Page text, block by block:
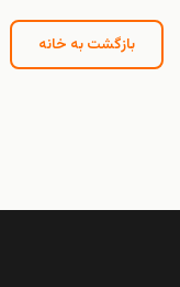
بازگشت به خانه